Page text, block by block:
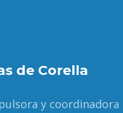
de Corella
y coordinadora